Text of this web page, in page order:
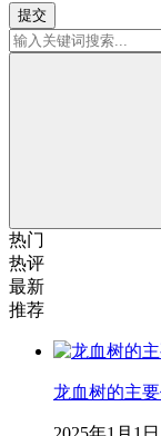
提交
热门
热评
最新
推荐
龙血树的主